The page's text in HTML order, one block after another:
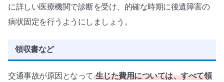
に詳しい医療機関で診断を受け、的確な時期に後遺障害の
病状固定を行うようにしましょう。
領収書など
交通事故が原因となって 生じた費用については、すべて領